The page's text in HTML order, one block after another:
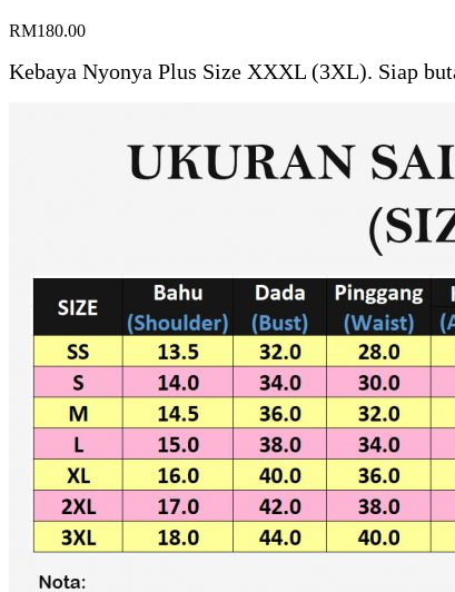
RM180.00
Kebaya Nyonya Plus Size XXXL (3XL). Siap